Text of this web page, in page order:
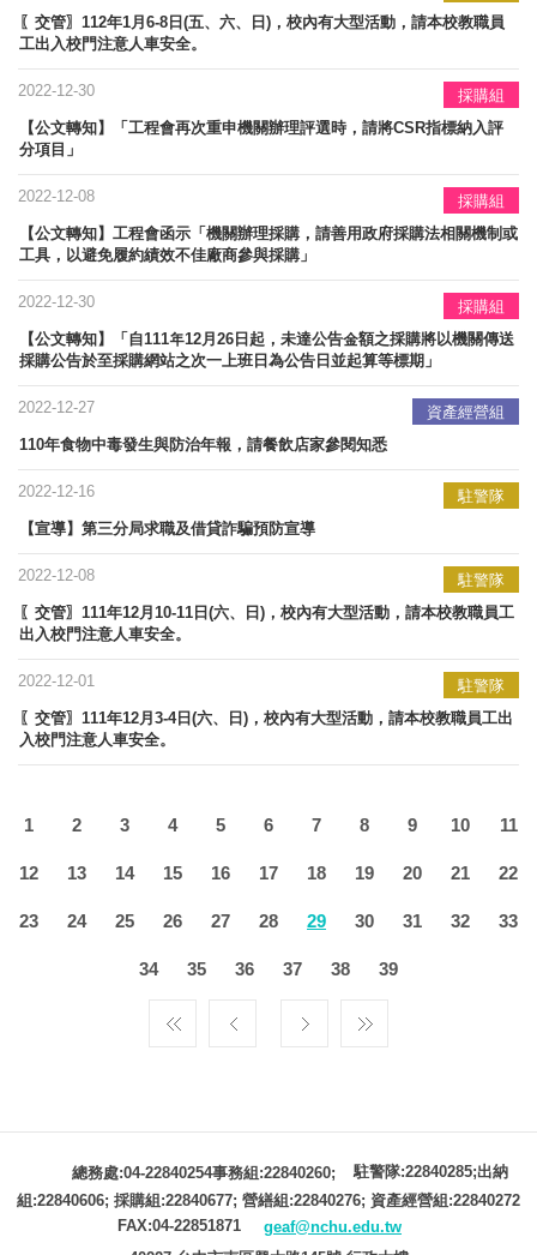
〖交管〗112年1月6-8日(五、六、日)，校內有大型活動，請本校教職員
工出入校門注意人車安全。
採購組
2022-12-30
【公文轉知】「工程會再次重申機關辦理評選時，請將CSR指標納入評
分項目」
採購組
2022-12-08
【公文轉知】工程會函示「機關辦理採購，請善用政府採購法相關機制或
工具，以避免履約績效不佳廠商參與採購」
採購組
2022-12-30
【公文轉知】「自111年12月26日起，未達公告金額之採購將以機關傳送
採購公告於至採購網站之次一上班日為公告日並起算等標期」
資產經營組
2022-12-27
110年食物中毒發生與防治年報，請餐飲店家參閱知悉
駐警隊
2022-12-16
【宣導】​第三分局求職及借貸詐騙預防宣導
駐警隊
2022-12-08
〖交管〗111年12月10-11日(六、日)，校內有大型活動，請本校教職員工
出入校門注意人車安全。
駐警隊
2022-12-01
〖交管〗111年12月3-4日(六、日)，校內有大型活動，請本校教職員工出
入校門注意人車安全。
1 2 3 4 5 6 7 8 9 10 11
12 13 14 15 16 17 18 19 20 21 22
23 24 25 26 27 28 29 30 31 32 33
34 35 36 37 38 39
總務處:04-22840254事務組:22840260;
駐警隊:22840285;出納
組:22840606; 採購組:22840677; 營繕組:22840276; 資產經營組:22840272
FAX:04-22851871
geaf@nchu.edu.tw